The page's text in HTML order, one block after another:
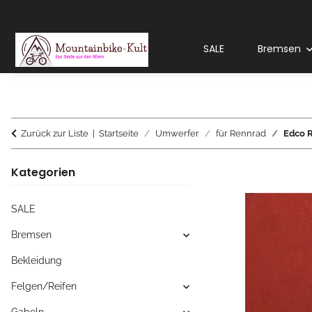
SALE Bremsen
Zurück zur Liste Startseite Umwerfer für Rennrad Edco
Kategorien
SALE
Bremsen
Bekleidung
Felgen/Reifen